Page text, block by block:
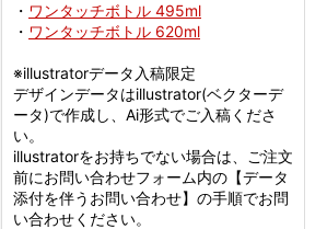
・ ワンタッチボトル 495ml
・ ワンタッチボトル 620ml
※illustratorデータ入稿限定
デザインデータはillustrator(ベクターデ
ータ)で作成し、Ai形式でご入稿くださ
い。
illustratorをお持ちでない場合は、ご注文
前にお問い合わせフォーム内の【データ
添付を伴うお問い合わせ】の手順でお問
い合わせください。